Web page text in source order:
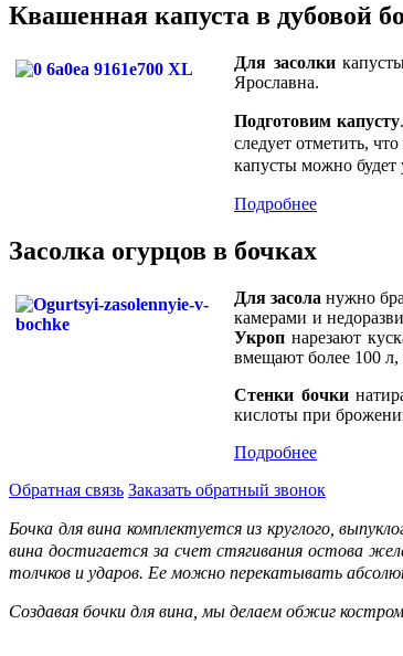
Квашенная капуста в дубовой
Для засолки
Ярославна.
Подготовим капусту.
следует отметить,
капусты можно будет
Подробнее
Засолка огурцов в бочках
Для засола нужно
камерами и
Укроп нарезают
вмещают более 100
Стенки бочки
кислоты при
Подробнее
Обратная связь Заказать обратный звонок
Бочка для вина комплектуется из круглого,
вина достигается за счет стягивания остова
толчков и ударов. Ее можно перекатывать
Создавая бочки для вина, мы делаем обжиг